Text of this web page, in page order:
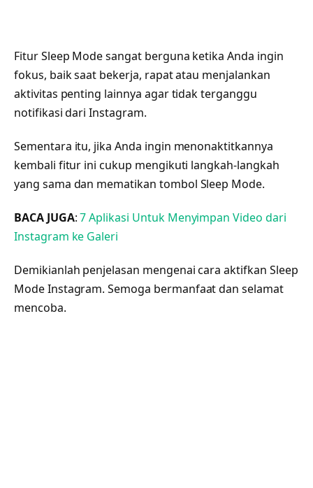
Fitur Sleep Mode sangat berguna ketika Anda ingin
fokus, baik saat bekerja, rapat atau menjalankan
aktivitas penting lainnya agar tidak terganggu
notifikasi dari Instagram.
Sementara itu, jika Anda ingin menonaktitkannya
kembali fitur ini cukup mengikuti langkah-langkah
yang sama dan mematikan tombol Sleep Mode.
BACA JUGA:7 Aplikasi Untuk Menyimpan Video dari
Instagram ke Galeri
Demikianlah penjelasan mengenai cara aktifkan Sleep
Mode Instagram. Semoga bermanfaat dan selamat
mencoba.